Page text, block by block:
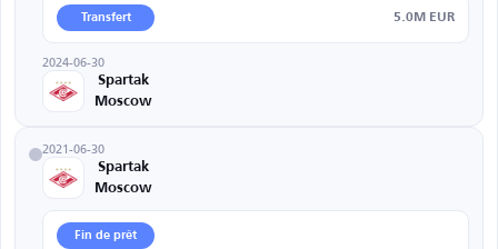
Transfert 5.0M EUR
2024-06-30
Spartak
Moscow
2021-06-30
Spartak
Moscow
Fin de prêt